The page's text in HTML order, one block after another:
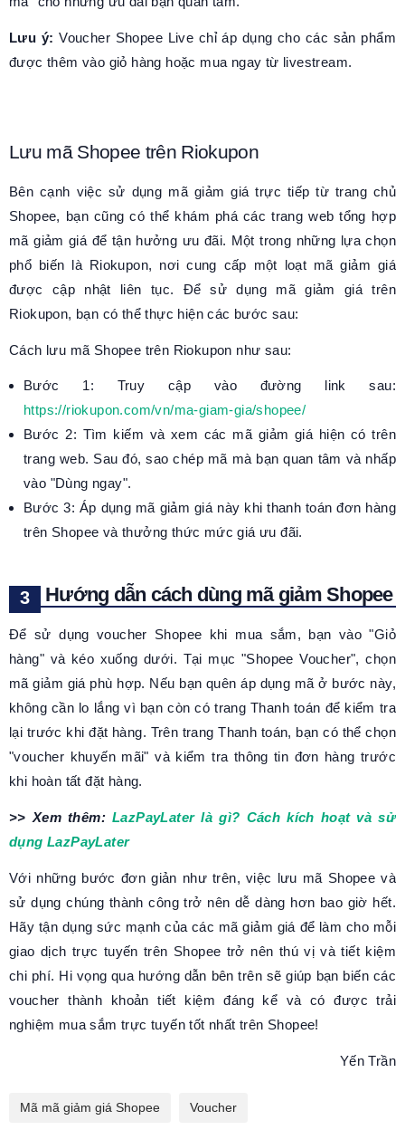
Lưu ý:Voucher Shopee Live chỉ áp dụng cho các sản phẩm
được thêm vào giỏ hàng hoặc mua ngay từ livestream.
Lưu mã Shopee trên Riokupon
Bên cạnh việc sử dụng mã giảm giá trực tiếp từ trang chủ
Shopee, bạn cũng có thể khám phá các trang web tổng hợp
mã giảm giá để tận hưởng ưu đãi. Một trong những lựa chọn
phổ biến là Riokupon, nơi cung cấp một loạt mã giảm giá
được cập nhật liên tục. Để sử dụng mã giảm giá trên
Riokupon, bạn có thể thực hiện các bước sau:
Cách lưu mã Shopee trên Riokupon như sau:
Bước 1: Truy cập vào đường link sau:
https://riokupon.com/vn/ma-giam-gia/shopee/
Bước 2: Tìm kiếm và xem các mã giảm giá hiện có trên
trang web. Sau đó, sao chép mã mà bạn quan tâm và nhấp
vào "Dùng ngay".
Bước 3: Áp dụng mã giảm giá này khi thanh toán đơn hàng
trên Shopee và thưởng thức mức giá ưu đãi.
Hướng dẫn cách dùng mã giảm Shopee
Để sử dụng voucher Shopee khi mua sắm, bạn vào "Giỏ
hàng" và kéo xuống dưới. Tại mục "Shopee Voucher", chọn
mã giảm giá phù hợp. Nếu bạn quên áp dụng mã ở bước này,
không cần lo lắng vì bạn còn có trang Thanh toán để kiểm tra
lại trước khi đặt hàng. Trên trang Thanh toán, bạn có thể chọn
"voucher khuyến mãi" và kiểm tra thông tin đơn hàng trước
khi hoàn tất đặt hàng.
>> Xem thêm:LazPayLater là gì? Cách kích hoạt và sử
dụng LazPayLater
Với những bước đơn giản như trên, việc lưu mã Shopee và
sử dụng chúng thành công trở nên dễ dàng hơn bao giờ hết.
Hãy tận dụng sức mạnh của các mã giảm giá để làm cho mỗi
giao dịch trực tuyến trên Shopee trở nên thú vị và tiết kiệm
chi phí. Hi vọng qua hướng dẫn bên trên sẽ giúp bạn biến các
voucher thành khoản tiết kiệm đáng kể và có được trải
nghiệm mua sắm trực tuyến tốt nhất trên Shopee!
Yến Trần
Mã mã giảm giá Shopee Voucher